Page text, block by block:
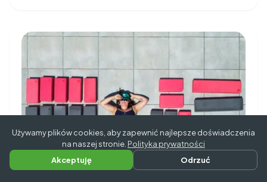
Napisz do nas Zadzwoń
Używamy plików cookies, aby zapewnić najlepsze doświadczenia
na naszej stronie. Polityka prywatności
Akceptuję
Odrzuć